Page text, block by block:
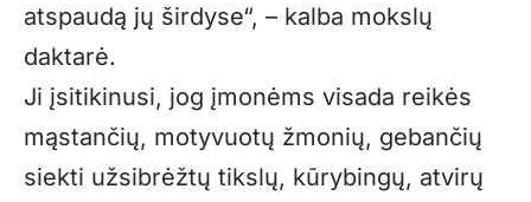
atspaudą jų širdyse“, – kalba mokslų
daktarė.
Ji įsitikinusi, jog įmonėms visada reikės
mąstančių, motyvuotų žmonių, gebančių
siekti užsibrėžtų tikslų, kūrybingų, atvirų